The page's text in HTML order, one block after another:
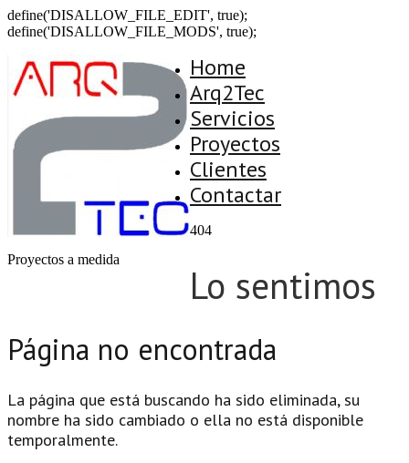
define('DISALLOW_FILE_EDIT', true);
define('DISALLOW_FILE_MODS', true);
Proyectos a medida
Home
Arq2Tec
Servicios
Proyectos
Clientes
Contactar
404
Lo sentimos
Página no encontrada
La página que está buscando ha sido eliminada, su
nombre ha sido cambiado o ella no está disponible
temporalmente.